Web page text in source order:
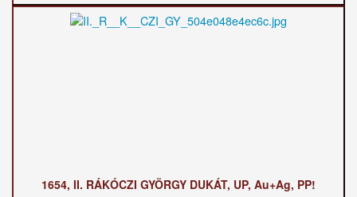
1654, II. RÁKÓCZI GYÖRGY DUKÁT, UP, Au+Ag, PP!